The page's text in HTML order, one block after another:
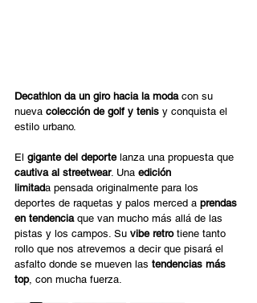
Decathlon da un giro hacia la moda con su
nueva colección de golf y tenis y conquista el
estilo urbano.
El gigante del deporte lanza una propuesta que
cautiva al streetwear. Una edición
limitada pensada originalmente para los
deportes de raquetas y palos merced a prendas
en tendencia que van mucho más allá de las
pistas y los campos. Su vibe retro tiene tanto
rollo que nos atrevemos a decir que pisará el
asfalto donde se mueven las tendencias más
top, con mucha fuerza.